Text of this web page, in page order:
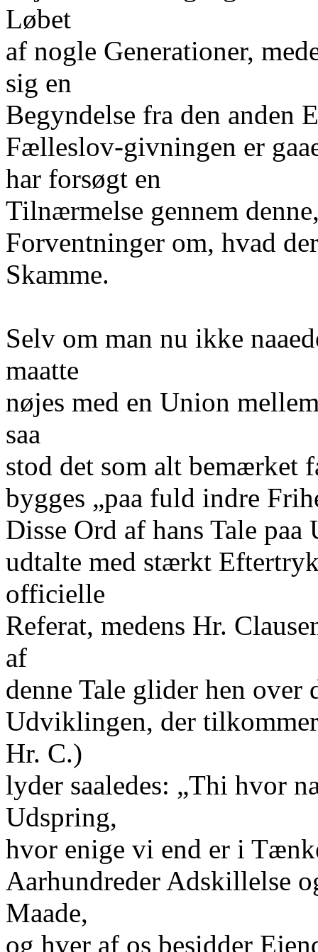
Løbet
af nogle Generationer,
sig en
Begyndelse fra den anden
Fælleslov-givningen er
har forsøgt en
Tilnærmelse gennem
Forventninger om, hvad
Skamme.
Selv om man nu ikke
maatte
nøjes med en Union
saa
stod det som alt bemærket
bygges „paa fuld indre
Disse Ord af hans Tale
udtalte med stærkt
officielle
Referat, medens Hr.
af
denne Tale glider hen over
Udviklingen, der
Hr. C.)
lyder saaledes: „Thi hvor
Udspring,
hvor enige vi end er i
Aarhundreder Adskillelse
Maade,
og hver af os besidder